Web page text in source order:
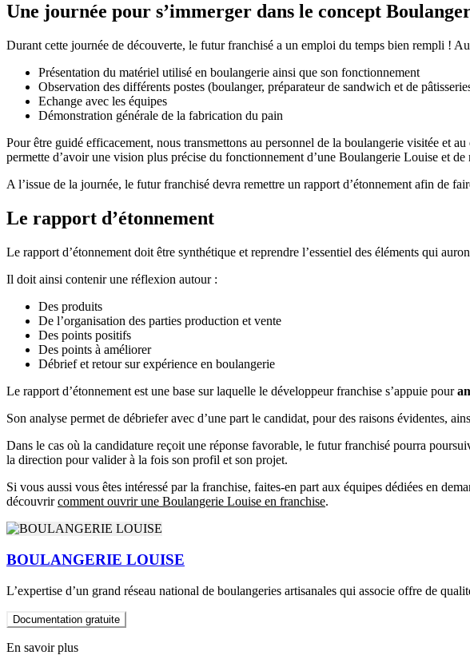
Une journée pour s’immerger dans le concept
Durant cette journée de découverte, le futur franchisé a un emploi du temps bien rempli !
Présentation du matériel utilisé en boulangerie ainsi que son fonctionnement
Observation des différents postes (boulanger, préparateur de sandwich et de
Echange avec les équipes
Démonstration générale de la fabrication du pain
Pour être guidé efficacement, nous transmettons au personnel de la boulangerie visitée et au
permette d’avoir une vision plus précise du fonctionnement d’une Boulangerie Louise et
A l’issue de la journée, le futur franchisé devra remettre un rapport d’étonnement afin de
Le rapport d’étonnement
Le rapport d’étonnement doit être synthétique et reprendre l’essentiel des éléments qui
Il doit ainsi contenir une réflexion autour :
Des produits
De l’organisation des parties production et vente
Des points positifs
Des points à améliorer
Débrief et retour sur expérience en boulangerie
Le rapport d’étonnement est une base sur laquelle le développeur franchise s’appuie pour
Son analyse permet de débriefer avec d’une part le candidat, pour des raisons évidentes,
Dans le cas où la candidature reçoit une réponse favorable, le futur franchisé pourra
la direction pour valider à la fois son profil et son projet.
Si vous aussi vous êtes intéressé par la franchise, faites-en part aux équipes dédiées en
découvrircomment ouvrir une Boulangerie Louise en franchise.
BOULANGERIE LOUISE
L’expertise d’un grand réseau national de boulangeries artisanales qui associe offre de
Documentation gratuite
En savoir plus